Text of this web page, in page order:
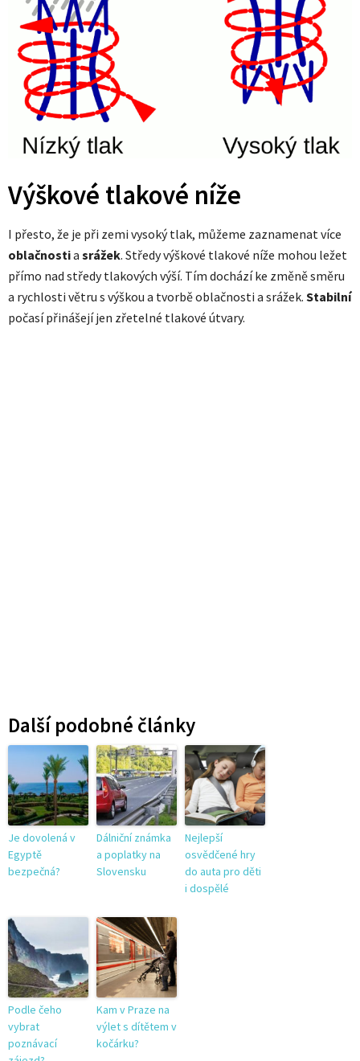
Výškové tlakové níže
I přesto, že je při zemi vysoký tlak, můžeme zaznamenat více
oblačnostia srážek. Středy výškové tlakové níže mohou ležet
přímo nad středy tlakových výší. Tím dochází ke změně směru
a rychlosti větru s výškou a tvorbě oblačnosti a srážek. Stabilní
počasí přinášejí jen zřetelné tlakové útvary.
Další podobné články
Je dovolená v
Egyptě
bezpečná?
Dálniční známka
a poplatky na
Slovensku
Nejlepší
osvědčené hry
do auta pro děti
i dospělé
Podle čeho
vybrat
poznávací
Kam v Praze na
výlet s dítětem v
kočárku?